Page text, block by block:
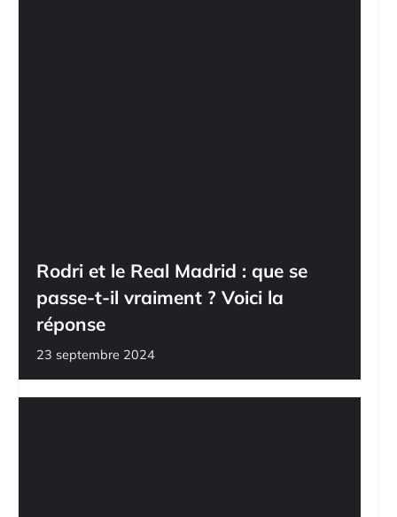
Rodri et le Real Madrid : que se
passe-t-il vraiment ? Voici la
réponse
23 septembre 2024